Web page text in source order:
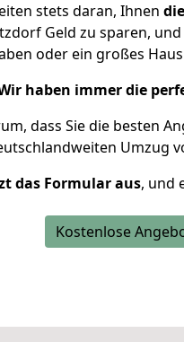
stets daran, Ihnen
Geld zu sparen,
oder ein großes
haben immer die
dass Sie die besten
Umzug
das Formular aus, und
Kostenlose